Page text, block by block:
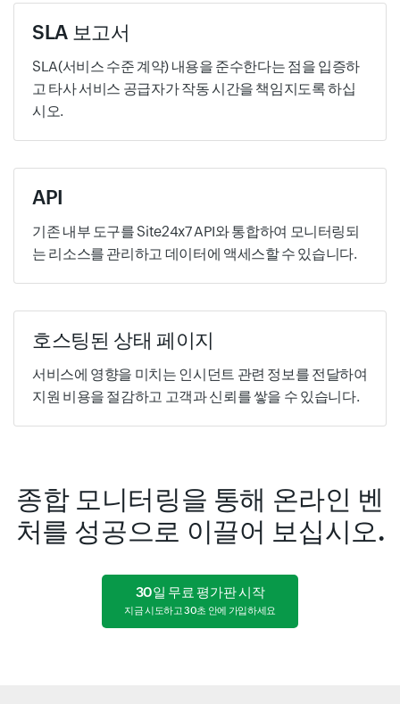
SLA 보고서
SLA(서비스 수준 계약) 내용을 준수한다는 점을 입증하
고 타사 서비스 공급자가 작동 시간을 책임지도록 하십
시오.
API
기존 내부 도구를 Site24x7 API와 통합하여 모니터링되
는 리소스를 관리하고 데이터에 액세스할 수 있습니다.
호스팅된 상태 페이지
서비스에 영향을 미치는 인시던트 관련 정보를 전달하여
지원 비용을 절감하고 고객과 신뢰를 쌓을 수 있습니다.
종합 모니터링을 통해 온라인 벤
처를 성공으로 이끌어 보십시오.
30일 무료 평가판 시작
지금 시도하고 30초 안에 가입하세요